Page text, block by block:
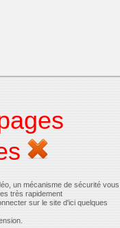
un mécanisme de sécurité vous
très rapidement
sur le site d'ici quelques